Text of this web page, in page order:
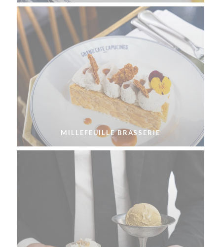
MILLEFEUILLE BRASSERIE